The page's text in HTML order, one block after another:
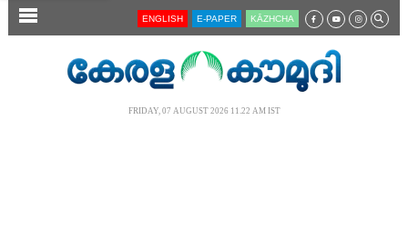
SECTIONS ENGLISH E-PAPER KĀZHCHA
FRIDAY, 07 AUGUST 2026 11.22 AM IST